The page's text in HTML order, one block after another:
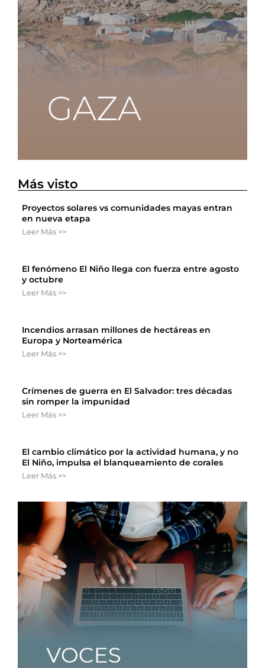
Más visto
Proyectos solares vs comunidades mayas entran
en nueva etapa
Leer Más >>
El fenómeno El Niño llega con fuerza entre agosto
y octubre
Leer Más >>
Incendios arrasan millones de hectáreas en
Europa y Norteamérica
Leer Más >>
Crímenes de guerra en El Salvador: tres décadas
sin romper la impunidad
Leer Más >>
El cambio climático por la actividad humana, y no
El Niño, impulsa el blanqueamiento de corales
Leer Más >>